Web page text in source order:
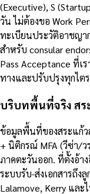
(Executive), S
วัน ไม่ต้องขอ Work
ทะเบียนประวัติอาชญา
สำหรับ consular
Pass Acceptance ที่เ
ทางและปรับปรุงทุกไต
บริบทพื้นที่จริง สร
ข้อมูลพื้นที่ของสระแก้
+ นิติกรณ์ MFA (วีซ่า/
ภาคตะวันออก. ที่ตั้งอ้า
ระบบรับ-ส่งเอกสารถึง
Lalamove, Kerry และ